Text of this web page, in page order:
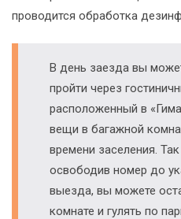
проводится обработка
В день заезда вы
пройти через
расположенный в
вещи в багажной
времени заселения.
освободив номер до
выезда, вы можете
комнате и гулять по